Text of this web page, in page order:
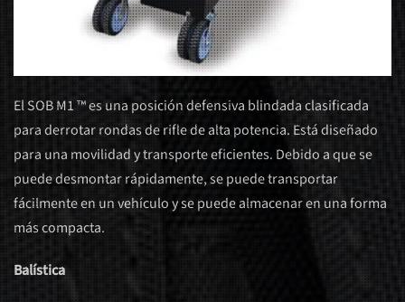
El SOB M1 ™ es una posición defensiva blindada clasificada
para derrotar rondas de rifle de alta potencia. Está diseñado
para una movilidad y transporte eficientes. Debido a que se
puede desmontar rápidamente, se puede transportar
fácilmente en un vehículo y se puede almacenar en una forma
más compacta.
Balística